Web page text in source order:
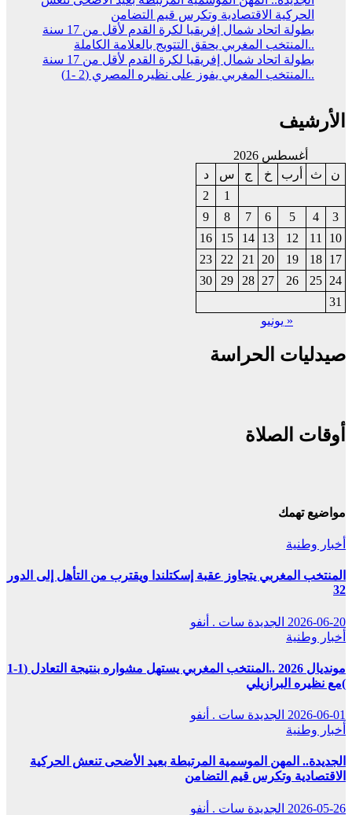
الحركية الاقتصادية وتكرس قيم التضامن
بطولة اتحاد شمال إفريقيا لكرة القدم لأقل من 17 سنة
..المنتخب المغربي يحقق التتويج بالعلامة الكاملة
بطولة اتحاد شمال إفريقيا لكرة القدم لأقل من 17 سنة
..المنتخب المغربي يفوز على نظيره المصري (2 -1)
الأرشيف
أغسطس 2026
ن
ث أرب خ ج س
د
1
2
3
4
5
6
7
8
9
10
11
12
13
14
15
16
17
18
19
20
21
22
23
24
25
26
27
28
29
30
31
« يونيو
صيدليات الحراسة
أوقات الصلاة
مواضيع تهمك
أخبار وطنية
المنتخب المغربي يتجاوز عقبة إسكتلندا ويقترب من التأهل إلى الدور
32
2026-06-20 الجديدة سات . أنفو
أخبار وطنية
مونديال 2026 ..المنتخب المغربي يستهل مشواره بنتيجة التعادل (1-1
)مع نظيره البرازيلي
2026-06-01 الجديدة سات . أنفو
أخبار وطنية
الجديدة.. المهن الموسمية المرتبطة بعيد الأضحى تنعش الحركية
الاقتصادية وتكرس قيم التضامن
2026-05-26 الجديدة سات . أنفو